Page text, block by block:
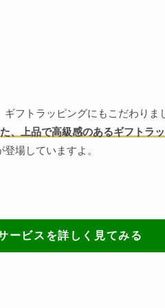
フトラッピングにもこだわりま
、上品で高級感のあるギフトラ
場していますよ。
ービスを詳しく見てみる